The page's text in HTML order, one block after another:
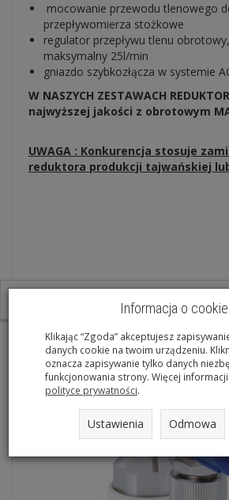
mocowanie przewodu tlenowego
przepływomierza stożkowe
regulator przepływu tlenu
maksymalny 25l/min
gniazdo szybkozłącza w systemie
W NASZYCH ZESTAWACH
najwyższej jakości z obrotowym
UWAGA : Konkurencja stosuje
reduktora produkcji tajwańskiej
W ostatnich 7 dniach produktem interesuje
Informacja o
Klikając “Zgoda” akceptujesz
danych cookie na twoim urządzeniu.
oznacza zapisywanie tylko danych
funkcjonowania strony. Więcej
polityce prywatności.
Ustawienia Odmowa